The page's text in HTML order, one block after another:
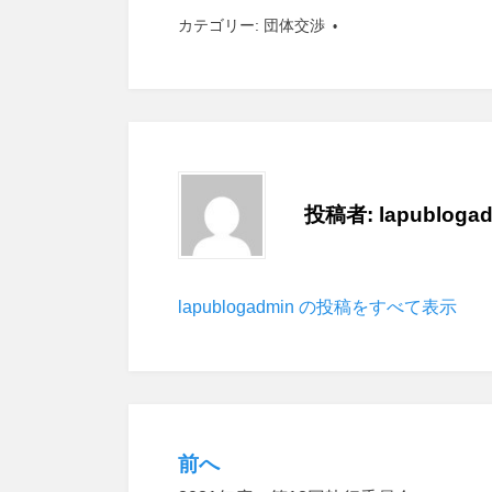
カテゴリー: 団体交渉
投稿者:
lapublogadmin の投稿をすべて表示
投
前へ